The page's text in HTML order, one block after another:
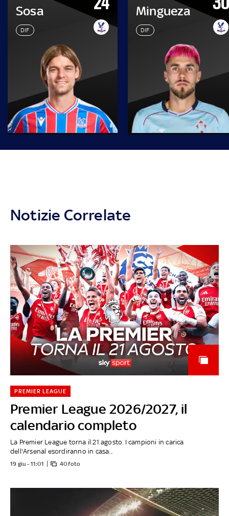
Sosa
DIF
Mingueza
DIF
Notizie Correlate
Premier League 2026/2027, il
calendario completo
PREMIER LEAGUE
La Premier League torna il 21 agosto. I campioni in carica
dell'Arsenal esordiranno in casa...
19 giu - 11:01 40 foto